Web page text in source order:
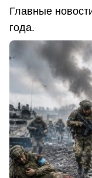
Главные
года.